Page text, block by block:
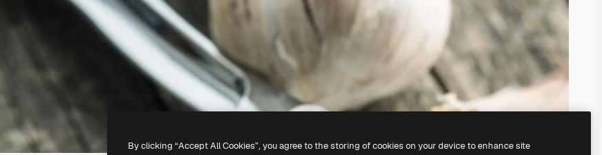
By clicking “Accept All Cookies”, you agree to the storing of cookies on your device to enhance site